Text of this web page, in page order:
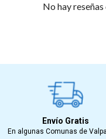
No hay
Envío Gratis
En algunas Comunas de